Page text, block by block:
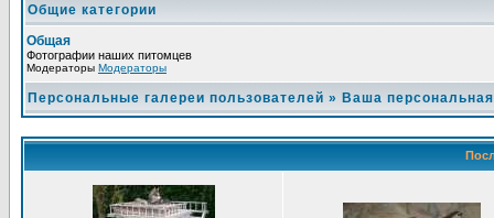
Общие категории
Общая
Фотографии наших питомцев
Модераторы Модераторы
Персональные галереи пользователей » Ваша